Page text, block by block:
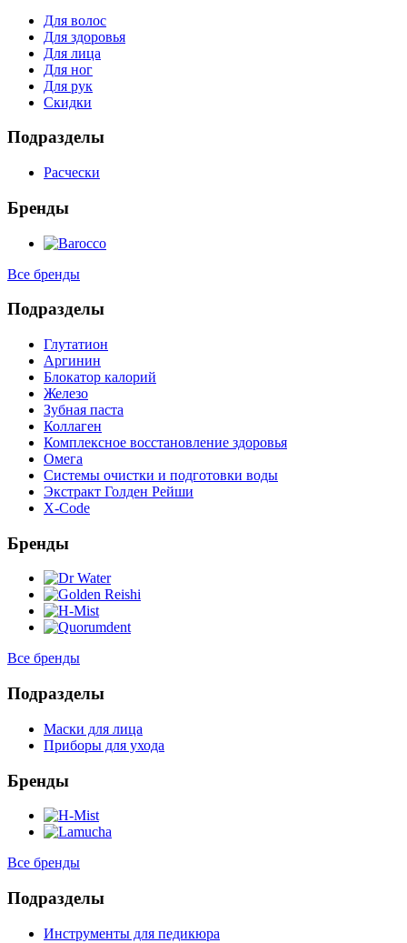
Для волос
Для здоровья
Для лица
Для ног
Для рук
Скидки
Подразделы
Расчески
Бренды
Все бренды
Подразделы
Глутатион
Аргинин
Блокатор калорий
Железо
Зубная паста
Коллаген
Комплексное восстановление здоровья
Омега
Системы очистки и подготовки воды
Экстракт Голден Рейши
X-Code
Бренды
Все бренды
Подразделы
Маски для лица
Приборы для ухода
Бренды
Все бренды
Подразделы
Инструменты для педикюра